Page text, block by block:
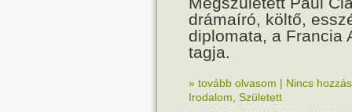
drámaíró, költő,
diplomata, a Francia
tagja.
» tovább olvasom | Nincs
Irodalom Született